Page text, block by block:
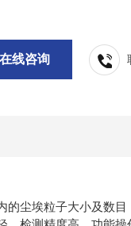
线咨询
尘埃粒子大小及数